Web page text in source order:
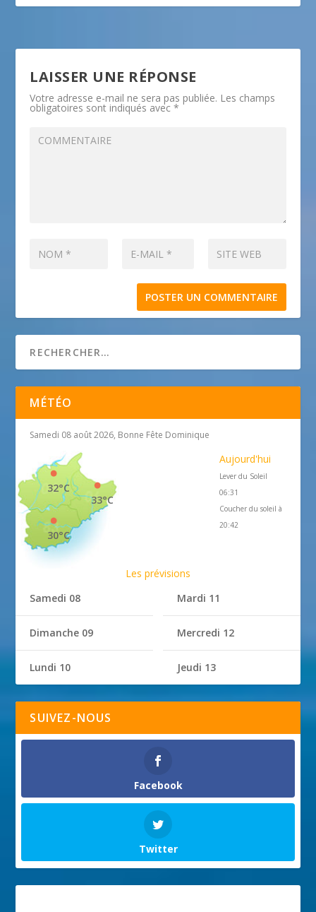
LAISSER UNE RÉPONSE
Votre adresse e-mail ne sera pas publiée. Les champs
obligatoires sont indiqués avec*
MÉTÉO
Samedi 08 août 2026, Bonne Fête Dominique
33°C
32°C
30°C
Aujourd'hui
Lever du Soleil
06:31
Coucher du soleil à
20:42
Les prévisions
Samedi 08
Dimanche 09
Lundi 10
Mardi 11
Mercredi 12
Jeudi 13
SUIVEZ-NOUS
Facebook
Twitter